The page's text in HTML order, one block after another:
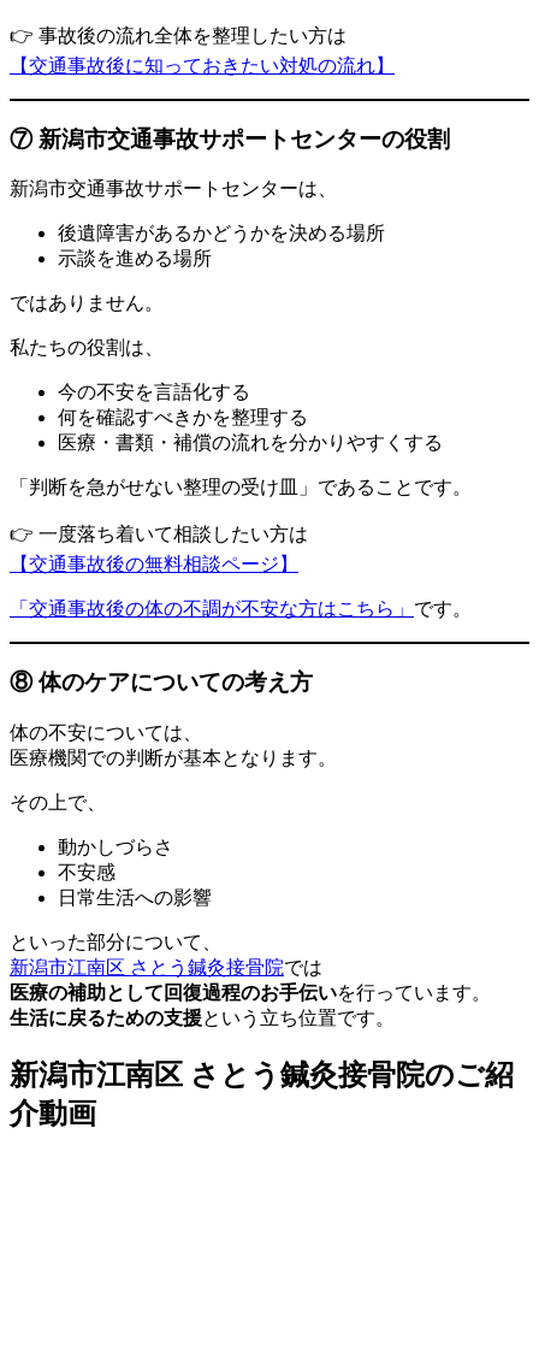
👉 事故後の流れ全体を整理したい方は
【交通事故後に知っておきたい対処の流れ】
⑦ 新潟市交通事故サポートセンターの役割
新潟市交通事故サポートセンターは、
後遺障害があるかどうかを決める場所
示談を進める場所
ではありません。
私たちの役割は、
今の不安を言語化する
何を確認すべきかを整理する
医療・書類・補償の流れを分かりやすくする
「判断を急がせない整理の受け皿」であることです。
👉 一度落ち着いて相談したい方は
【交通事故後の無料相談ページ】
「交通事故後の体の不調が不安な方はこちら」 です。
⑧ 体のケアについての考え方
体の不安については、
医療機関での判断が基本となります。
その上で、
動かしづらさ
不安感
日常生活への影響
といった部分について、
新潟市江南区 さとう鍼灸接骨院では
医療の補助として回復過程のお手伝いを行っています。
生活に戻るための支援という立ち位置です。
新潟市江南区 さとう鍼灸接骨院のご紹
介動画